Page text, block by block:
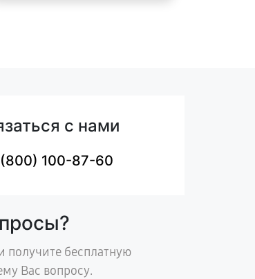
с нами
100-87-60
получите бесплатную
Вас вопросу.